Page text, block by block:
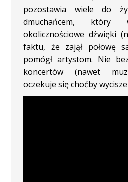
pozostawia wiele do
dmuchańcem, który
okolicznościowe dźwięki
faktu, że zajął połowę
pomógł artystom. Nie
koncertów (nawet
oczekuje się choćby